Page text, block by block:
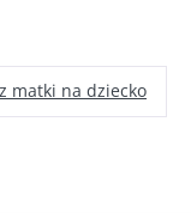
matki na dziecko